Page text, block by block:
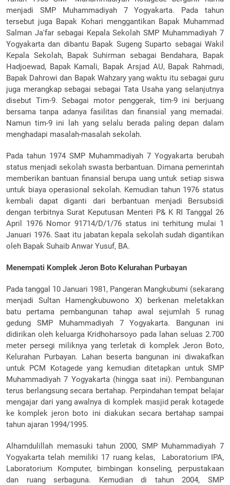
menjadi SMP Muhammadiyah 7 Yogyakarta. Pada tahun
tersebut juga Bapak Kohari menggantikan Bapak Muhammad
Salman Ja'far sebagai Kepala Sekolah SMP Muhammadiyah 7
Yogyakarta dan dibantu Bapak Sugeng Suparto sebagai Wakil
Kepala Sekolah, Bapak Suhirman sebagai Bendahara, Bapak
Hadjoewad, Bapak Kamali, Bapak Arsjad AU, Bapak Rahmadi,
Bapak Dahrowi dan Bapak Wahzary yang waktu itu sebagai guru
juga merangkap sebagai sebagai Tata Usaha yang selanjutnya
disebut Tim-9. Sebagai motor penggerak, tim-9 ini berjuang
bersama tanpa adanya fasilitas dan finansial yang memadai.
Namun tim-9 ini lah yang selalu berada paling depan dalam
menghadapi masalah-masalah sekolah.
Pada tahun 1974 SMP Muhammadiyah 7 Yogyakarta berubah
status menjadi sekolah swasta berbantuan. Dimana pemerintah
memberikan bantuan finansial berupa uang untuk setiap siswa
untuk biaya operasional sekolah. Kemudian tahun 1976 status
kembali dapat diganti dari berbantuan menjadi Bersubsidi
dengan terbitnya Surat Keputusan Menteri P& K RI Tanggal 26
April 1976 Nomor 91714/D/1/76 status ini terhitung mulai 1
Januari 1976. Saat itu jabatan kepala sekolah sudah digantikan
oleh Bapak Suhaib Anwar Yusuf, BA.
Menempati Komplek Jeron Boto Kelurahan Purbayan
Pada tanggal 10 Januari 1981, Pangeran Mangkubumi (sekarang
menjadi Sultan Hamengkubuwono X) berkenan meletakkan
batu pertama pembangunan tahap awal sejumlah 5 runag
gedung SMP Muhammadiyah 7 Yogyakarta. Bangunan ini
didirikan oleh keluarga Kridhoharsoyo pada lahan seluas 2.700
meter persegi miliknya yang terletak di komplek Jeron Boto,
Kelurahan Purbayan. Lahan beserta bangunan ini diwakafkan
untuk PCM Kotagede yang kemudian ditetapkan untuk SMP
Muhammadiyah 7 Yogyakarta (hingga saat ini). Pembangunan
terus berlangsung secara bertahap. Perpindahan tempat belajar
mengajar dari yang awalnya di komplek masjid perak kotagede
ke komplek jeron boto ini diakukan secara bertahap sampai
tahun ajaran 1994/1995.
Alhamdulillah memasuki tahun 2000, SMP Muhammadiyah 7
Yogyakarta telah memiliki 17 ruang kelas, Laboratorium IPA,
Laboratorium Komputer, bimbingan konseling, perpustakaan
dan ruang serbaguna. Kemudian di tahun 2004, SMP